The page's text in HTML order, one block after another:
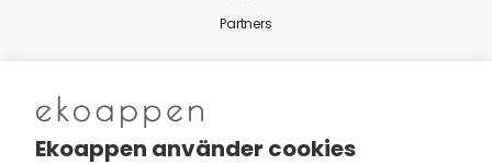
Partners
Nytt från Ekoappen
Ekoappen använder cookies